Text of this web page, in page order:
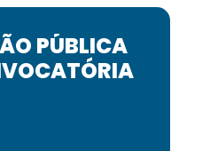
PÚBLICA